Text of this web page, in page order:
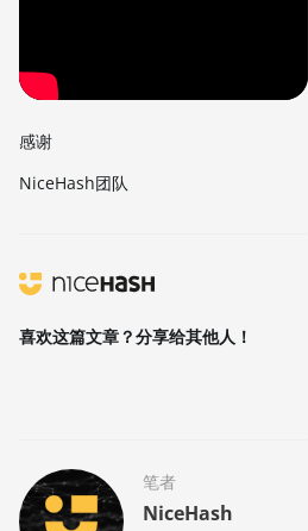
感谢
NiceHash团队
喜欢这篇文章？分享给其他人！
笔者
NiceHash